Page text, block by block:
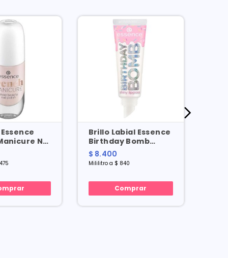
No.
Brillo Labial Essence
Birthday Bomb
Shiny Lipgloss No. 1 X
10 Ml
$ 8.400
Mililitro a $ 840
Comprar